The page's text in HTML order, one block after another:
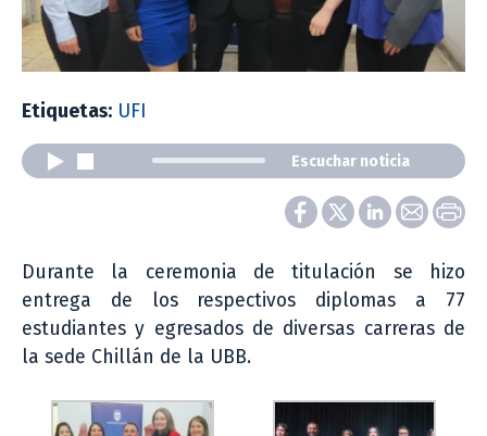
Etiquetas: UFI
Escuchar noticia
Durante la ceremonia de titulación se hizo
entrega de los respectivos diplomas a 77
estudiantes y egresados de diversas carreras de
la sede Chillán de la UBB.